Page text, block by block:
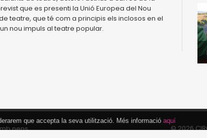
que es presenti la Unió Europea del Nou
teatre, que té com a principis els inclosos en el
nou impuls al teatre popular.
nens © 2026
que accepta la seva utilització. Més informació aquí